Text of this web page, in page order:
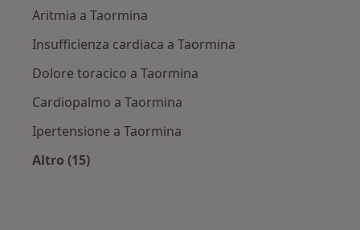
Aritmia a Taormina
Insufficienza cardiaca a Taormina
Dolore toracico a Taormina
Cardiopalmo a Taormina
Ipertensione a Taormina
Altro (15)